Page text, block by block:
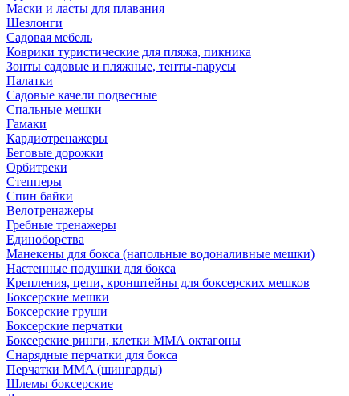
Маски и ласты для плавания
Шезлонги
Садовая мебель
Коврики туристические для пляжа, пикника
Зонты садовые и пляжные, тенты-парусы
Палатки
Садовые качели подвесные
Спальные мешки
Гамаки
Кардиотренажеры
Беговые дорожки
Орбитреки
Степперы
Спин байки
Велотренажеры
Гребные тренажеры
Единоборства
Манекены для бокса (напольные водоналивные мешки)
Настенные подушки для бокса
Крепления, цепи, кронштейны для боксерских мешков
Боксерские мешки
Боксерские груши
Боксерские перчатки
Боксерские ринги, клетки ММА октагоны
Снарядные перчатки для бокса
Перчатки MMA (шингарды)
Шлемы боксерские